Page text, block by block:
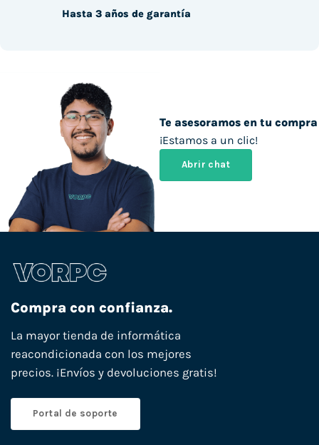
Te asesoramos en tu compra
¡Estamos a un clic!
Abrir chat
Hasta 3 años de garantía
Compra con confianza.
La mayor tienda de informática
reacondicionada con los mejores
precios. ¡Envíos y devoluciones gratis!
Portal de soporte